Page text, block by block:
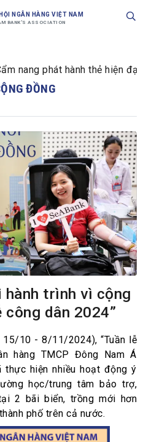
NGÂN HÀNG VIỆT NAM
BANK'S ASSOCIATION
nang phát hành thẻ hiện đại
ĐỒNG
trình vì cộng
công dân 2024”
10 - 8/11/2024), “Tuần lễ
hàng TMCP Đông Nam Á
thực hiện nhiều hoạt động ý
học/trung tâm bảo trợ,
2 bãi biển, trồng mới hơn
phố trên cả nước.